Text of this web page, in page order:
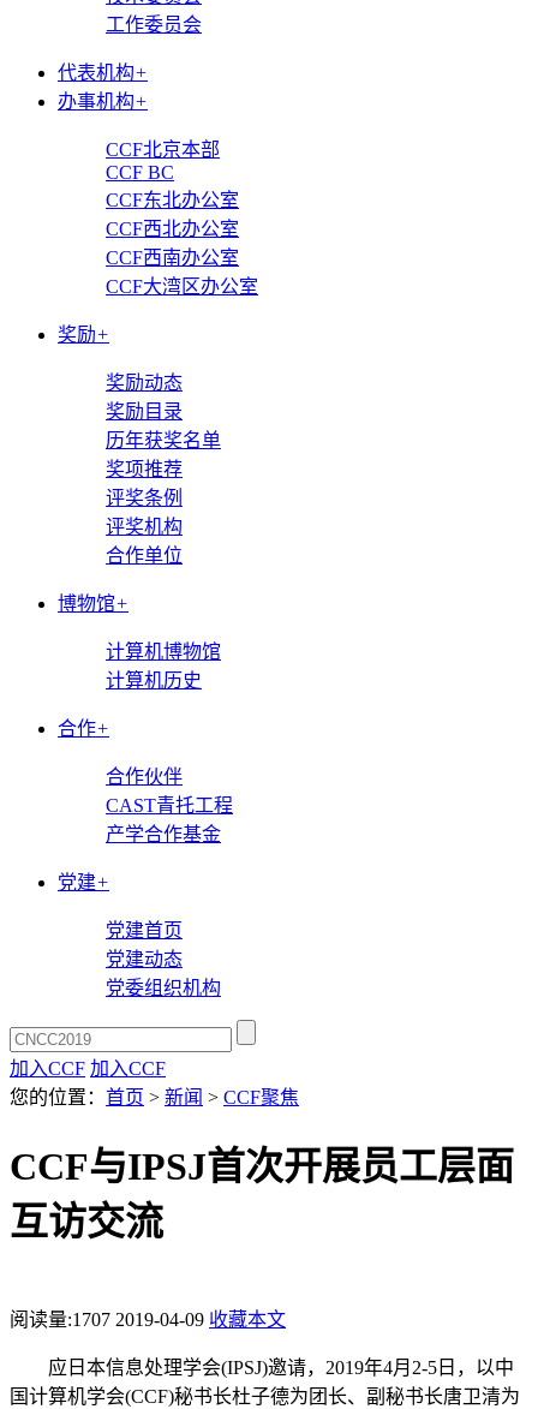
工作委员会
代表机构+
办事机构+
CCF北京本部
CCF BC
CCF东北办公室
CCF西北办公室
CCF西南办公室
CCF大湾区办公室
奖励+
奖励动态
奖励目录
历年获奖名单
奖项推荐
评奖条例
评奖机构
合作单位
博物馆+
计算机博物馆
计算机历史
合作+
合作伙伴
CAST青托工程
产学合作基金
党建+
党建首页
党建动态
党委组织机构
加入CCF 加入CCF
您的位置： 首页 > 新闻 > CCF聚焦
CCF与IPSJ首次开展员工层面
互访交流
阅读量:1707 2019-04-09 收藏本文
应日本信息处理学会(IPSJ)邀请，2019年4月2-5日，以中
国计算机学会(CCF)秘书长杜子德为团长、副秘书长唐卫清为